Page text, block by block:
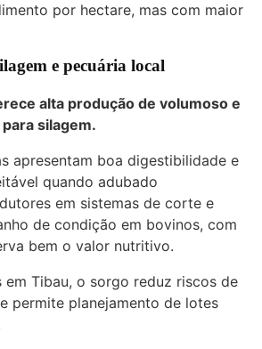
por hectare, mas com maior
e pecuária local
alta produção de volumoso e
silagem.
apresentam boa digestibilidade e
quando adubado
em sistemas de corte e
de condição em bovinos, com
bem o valor nutritivo.
em Tibau, o sorgo reduz riscos de
permite planejamento de lotes